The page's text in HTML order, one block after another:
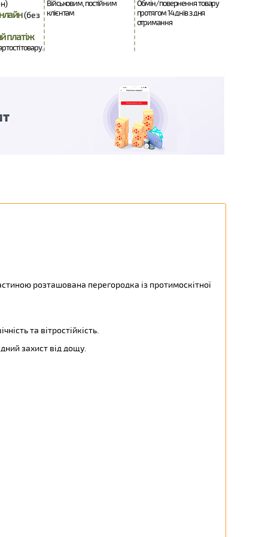
(без
платіж
товару.
Військовим, постійним
клієнтам
Обмін/повернення товару
протягом 14 днів з дня
отримання
розташована перегородка із протимоскітної
та вітростійкість.
захист від дощу.